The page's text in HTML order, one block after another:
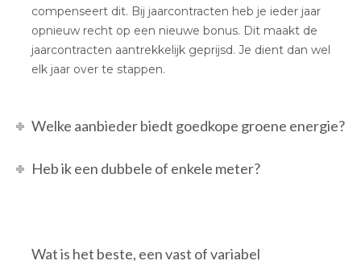
compenseert dit. Bij jaarcontracten heb je ieder jaar
opnieuw recht op een nieuwe bonus. Dit maakt de
jaarcontracten aantrekkelijk geprijsd. Je dient dan wel
elk jaar over te stappen.
Welke aanbieder biedt goedkope groene energie?
Heb ik een dubbele of enkele meter?
Wat is het beste, een vast of variabel